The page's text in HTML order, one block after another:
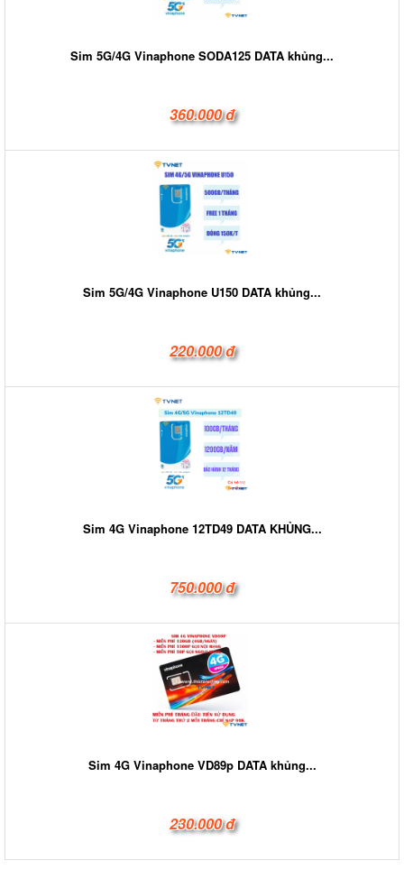
Sim 5G/4G Vinaphone SODA125 DATA khủng...
360.000 đ
Sim 5G/4G Vinaphone U150 DATA khủng...
220.000 đ
Sim 4G Vinaphone 12TD49 DATA KHỦNG...
750.000 đ
Sim 4G Vinaphone VD89p DATA khủng...
230.000 đ